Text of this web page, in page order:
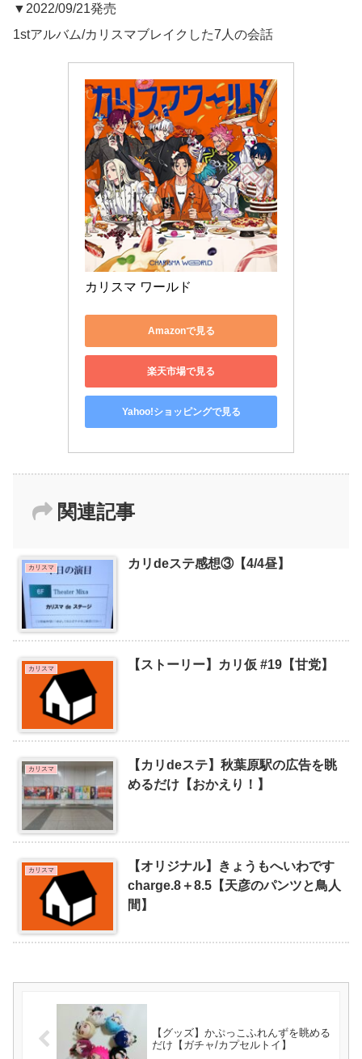
▼2022/09/21発売
1stアルバム/カリスマブレイクした7人の会話
カリスマ ワールド
Amazonで見る
楽天市場で見る
Yahoo!ショッピングで見る
関連記事
カリスマ カリdeステ感想③【4/4昼】
カリスマ 【ストーリー】カリ仮 #19【甘党】
カリスマ
【カリdeステ】秋葉原駅の広告を眺
めるだけ【おかえり！】
カリスマ
【オリジナル】きょうもへいわです
charge.8＋8.5【天彦のパンツと鳥人
間】
【グッズ】かぷっこふれんずを眺める
だけ【ガチャ/カプセルトイ】